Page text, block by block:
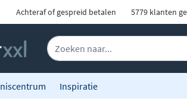
Achteraf of gespreid betalen 5779 klanten
Inspiratie